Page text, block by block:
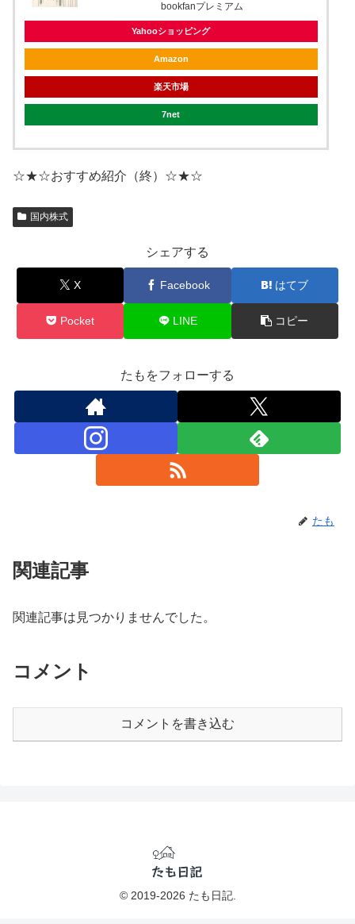
bookfanプレミアム
Yahooショッピング
Amazon
楽天市場
7net
☆★☆おすすめ紹介（終）☆★☆
国内株式
シェアする
X Facebook はてブ
Pocket LINE コピー
たもをフォローする
たも
関連記事
関連記事は見つかりませんでした。
コメント
コメントを書き込む
© 2019-2026 たも日記.